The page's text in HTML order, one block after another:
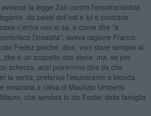
la legge Zan contro l’omotransfobia
da paesi dell’est e lui è contrario
c’entra non si sa, è come dire “a
l’insalata”, aveva ragione Franco
Fedez perché, dice, vuol stare sempre al
che è un sospetto che viene, ma, se per
scherza, anzi potremmo dire da che
la verità, preferivo l’esuberante e bionda
emaciata e calva di Maurizio Umberto
che sembra lo zio Fester della famiglia